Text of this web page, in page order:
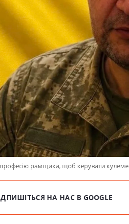
рамщика, щоб керувати
НА НАС В GOOGLE